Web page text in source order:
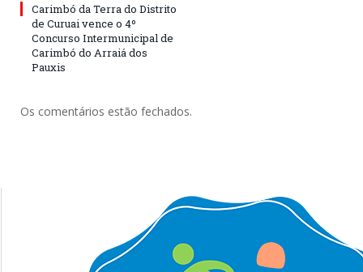
Carimbó da Terra do Distrito
de Curuai vence o 4º
Concurso Intermunicipal de
Carimbó do Arraiá dos
Pauxis
Os comentários estão fechados.